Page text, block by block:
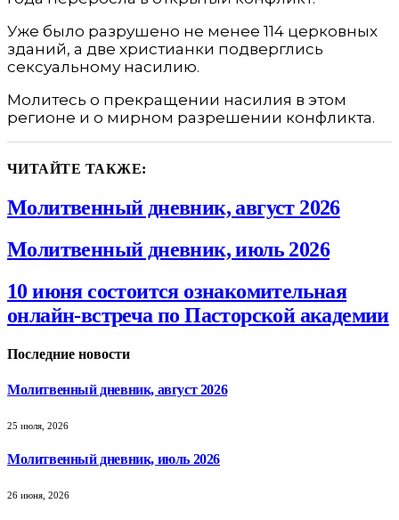
Уже было разрушено не менее 114 церковных
зданий, а две христианки подверглись
сексуальному насилию.
Молитесь о прекращении насилия в этом
регионе и о мирном разрешении конфликта.
ЧИТАЙТЕ ТАКЖЕ:
Молитвенный дневник, август 2026
Молитвенный дневник, июль 2026
10 июня состоится ознакомительная
онлайн-встреча по Пасторской академии
Последние новости
Молитвенный дневник, август 2026
25 июля, 2026
Молитвенный дневник, июль 2026
26 июня, 2026